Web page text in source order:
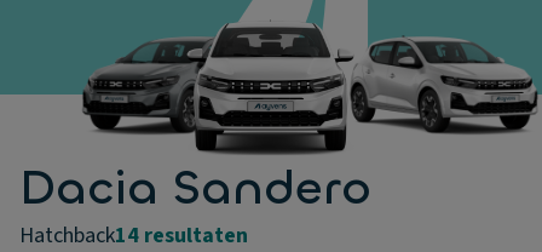
Dacia Sandero
hatchback14 resultaten